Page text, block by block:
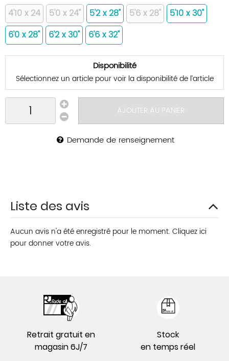
4'10 x 24 5'0 x 24" 5'2 x 28" 5'6 x 28"
5'10 x 30"
6'0 x 28"
6'2 x 30" 6'6 x 32"
Disponibilité
Sélectionnez un article pour voir la disponibilité de l’article
AJOUTER AU PANIER
Demande de renseignement
Liste des avis
Aucun avis n'a été enregistré pour le moment. Cliquez ici
pour donner votre avis.
Retrait gratuit en
magasin 6J/7
Stock
en temps réel